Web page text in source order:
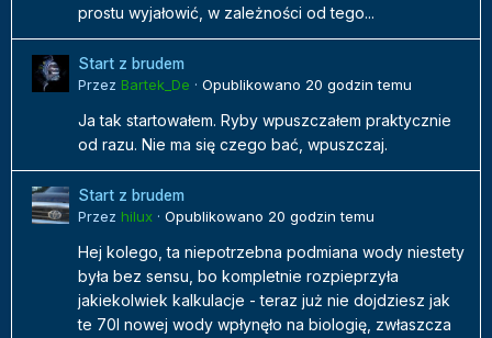
prostu wyjałowić, w zależności od tego...
Start z brudem
Przez Bartek_De · Opublikowano 20 godzin temu
Ja tak startowałem. Ryby wpuszczałem praktycznie
od razu. Nie ma się czego bać, wpuszczaj.
Start z brudem
Przez hilux · Opublikowano 20 godzin temu
Hej kolego, ta niepotrzebna podmiana wody niestety
była bez sensu, bo kompletnie rozpieprzyła
jakiekolwiek kalkulacje - teraz już nie dojdziesz jak
te 70l nowej wody wpłynęło na biologię, zwłaszcza